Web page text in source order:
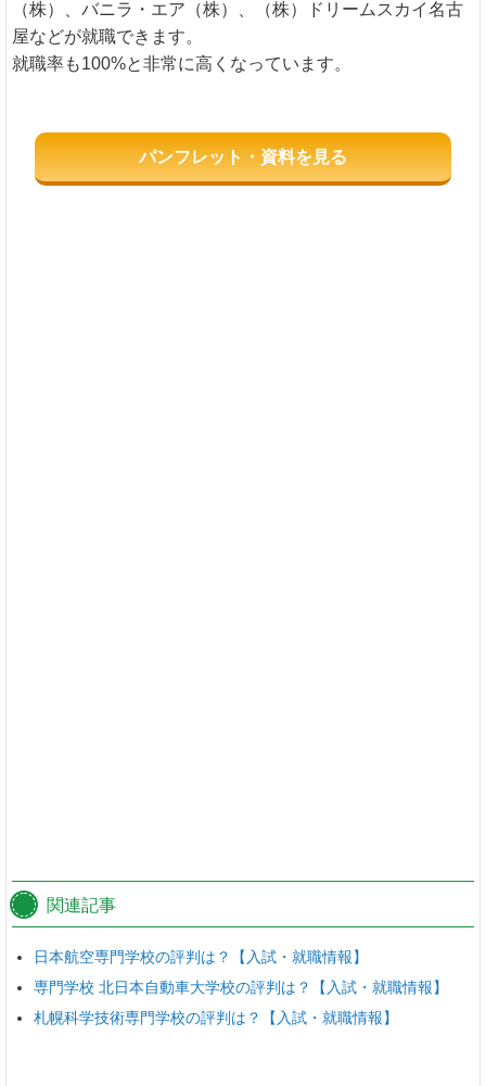
（株）、バニラ・エア（株）、（株）ドリームスカイ名古
屋などが就職できます。
就職率も100%と非常に高くなっています。
パンフレット・資料を見る
関連記事
日本航空専門学校の評判は？【入試・就職情報】
専門学校 北日本自動車大学校の評判は？【入試・就職情報】
札幌科学技術専門学校の評判は？【入試・就職情報】